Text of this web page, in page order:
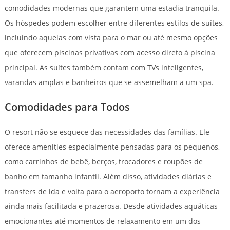
comodidades modernas que garantem uma estadia tranquila.
Os hóspedes podem escolher entre diferentes estilos de suítes,
incluindo aquelas com vista para o mar ou até mesmo opções
que oferecem piscinas privativas com acesso direto à piscina
principal. As suítes também contam com TVs inteligentes,
varandas amplas e banheiros que se assemelham a um spa.
Comodidades para Todos
O resort não se esquece das necessidades das famílias. Ele
oferece amenities especialmente pensadas para os pequenos,
como carrinhos de bebê, berços, trocadores e roupões de
banho em tamanho infantil. Além disso, atividades diárias e
transfers de ida e volta para o aeroporto tornam a experiência
ainda mais facilitada e prazerosa. Desde atividades aquáticas
emocionantes até momentos de relaxamento em um dos